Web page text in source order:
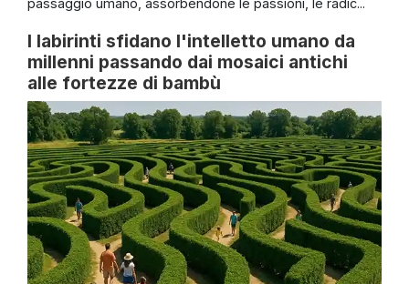
passaggio umano, assorbendone le passioni, le radic...
I labirinti sfidano l'intelletto umano da
millenni passando dai mosaici antichi
alle fortezze di bambù